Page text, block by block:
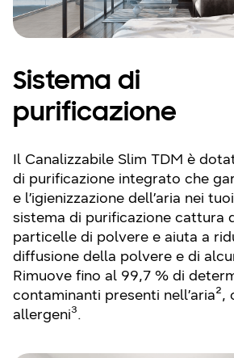
Sistema di
purificazione
Il Canalizzabile Slim TDM è
di purificazione integrato che
e l’igienizzazione dell’aria nei
sistema di purificazione cattura
particelle di polvere e aiuta a
diffusione della polvere e di
Rimuove fino al 99,7 % di
contaminanti presenti nell’aria²,
allergeni³.